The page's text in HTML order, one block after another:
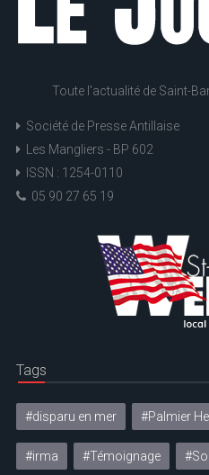
Toute l'actualité de Saint-
Société de Presse Antillaise
Les Mangliers - BP 602
ISSN : 1254-0110
05 90 27 65 19
Tags
#disparu en mer #Palmier
#irma #Témoignage